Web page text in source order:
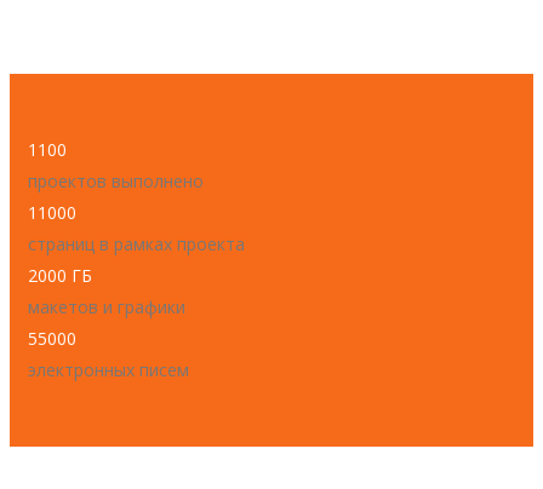
1100
проектов выполнено
11000
страниц в рамках проекта
2000 ГБ
макетов и графики
55000
электронных писем